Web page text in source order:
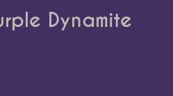
Dynamite